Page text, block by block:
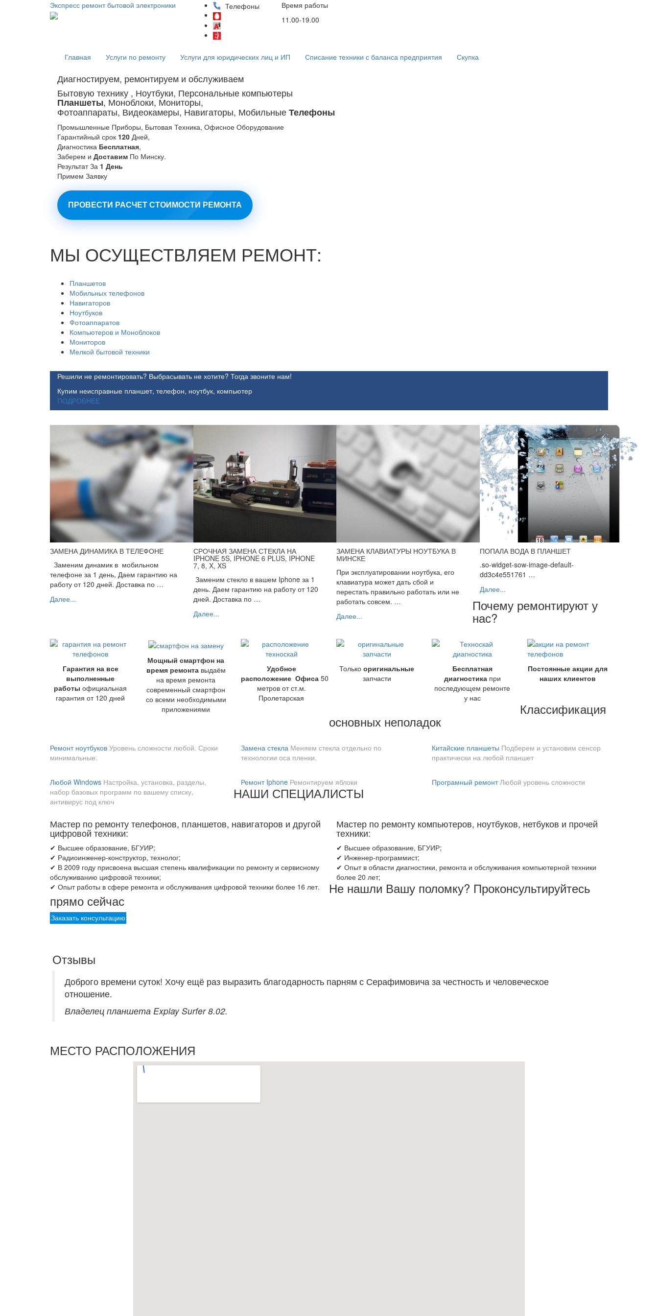
Экспресс ремонт бытовой электроники
Телефоны
Время работы
11.00-19.00
Главная Услуги по ремонту Услуги для юридических лиц и ИП Списание техники с баланса предприятия Скупка
Диагностируем, ремонтируем и обслуживаем
Бытовую технику , Ноутбуки, Персональные компьютеры
Планшеты, Моноблоки, Мониторы,
Фотоаппараты, Видеокамеры, Навигаторы, МобильныеТелефоны
Промышленные Приборы, Бытовая Техника, Офисное Оборудование
Гарантийный срок 120 Дней,
Диагностика Бесплатная,
Заберем и Доставим По Минску.
Результат За 1 День
Примем Заявку
ПРОВЕСТИ РАСЧЕТ СТОИМОСТИ РЕМОНТА
МЫ ОСУЩЕСТВЛЯЕМ РЕМОНТ:
Планшетов
Мобильных телефонов
Навигаторов
Ноутбуков
Фотоаппаратов
Компьютеров и Моноблоков
Мониторов
Мелкой бытовой техники
Решили не ремонтировать? Выбрасывать не хотите? Тогда звоните нам!
Купим неисправные планшет, телефон, ноутбук, компьютер
ПОДРОБНЕЕ
ЗАМЕНА ДИНАМИКА В ТЕЛЕФОНЕ
Заменим динамик в мобильном
телефоне за 1 день, Даем гарантию на
работу от 120 дней. Доставка по …
Далее...
СРОЧНАЯ ЗАМЕНА СТЕКЛА НА
IPHONE 5S, IPHONE 6 PLUS, IPHONE
7, 8, X, XS
Заменим стекло в вашем Iphone за 1
день. Даем гарантию на работу от 120
дней. Доставка по …
Далее...
ЗАМЕНА КЛАВИАТУРЫ НОУТБУКА В
МИНСКЕ
При эксплуатировании ноутбука, его
клавиатура может дать сбой и
перестать правильно работать или не
работать совсем. …
Далее...
ПОПАЛА ВОДА В ПЛАНШЕТ
.so-widget-sow-image-default-
dd3c4e551761 …
Далее...
Почему ремонтируют у
нас?
Гарантия на все
выполненные
работы официальная
гарантия от 120 дней
Мощный смартфон на
время ремонта выдаём
на время ремонта
современный смартфон
со всеми необходимыми
приложениями
Удобное
расположение Офиса 50
метров от ст.м.
Пролетарская
Только оригинальные
запчасти
Бесплатная
диагностика при
последующем ремонте
у нас
Постоянные акции для
наших клиентов
Классификация
основных неполадок
Ремонт ноутбуков Уровень сложности любой. Сроки
минимальные.
Любой Windows Настройка, установка, разделы,
набор базовых программ по вашему списку,
антивирус под ключ
Замена стекла Меняем стекла отдельно по
технологии оса пленки.
Ремонт Iphone Ремонтируем яблоки
Китайские планшеты Подберем и установим сенсор
практически на любой планшет
Програмный ремонт Любой уровень сложности
НАШИ СПЕЦИАЛИСТЫ
Мастер по ремонту телефонов, планшетов, навигаторов и другой
цифровой техники:
✔ Высшее образование, БГУИР;
✔ Радиоинженер-конструктор, технолог;
✔ В 2009 году присвоена высшая степень квалификации по ремонту и сервисному
обслуживанию цифровой техники;
✔ Опыт работы в сфере ремонта и обслуживания цифровой техники более 16 лет.
Мастер по ремонту компьютеров, ноутбуков, нетбуков и прочей
техники:
✔ Высшее образование, БГУИР;
✔ Инженер-программист;
✔ Опыт в области диагностики, ремонта и обслуживания компьютерной техники
более 20 лет;
Не нашли Вашу поломку? Проконсультируйтесь
прямо сейчас
Заказать консультацию
Отзывы
Доброго времени суток! Хочу ещё раз выразить благодарность парням с Серафимовича за честность и человеческое
отношение.
Владелец планшета Explay Surfer 8.02.
МЕСТО РАСПОЛОЖЕНИЯ